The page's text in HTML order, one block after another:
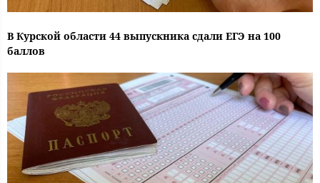
В Курской области 44 выпускника сдали ЕГЭ на 100
баллов